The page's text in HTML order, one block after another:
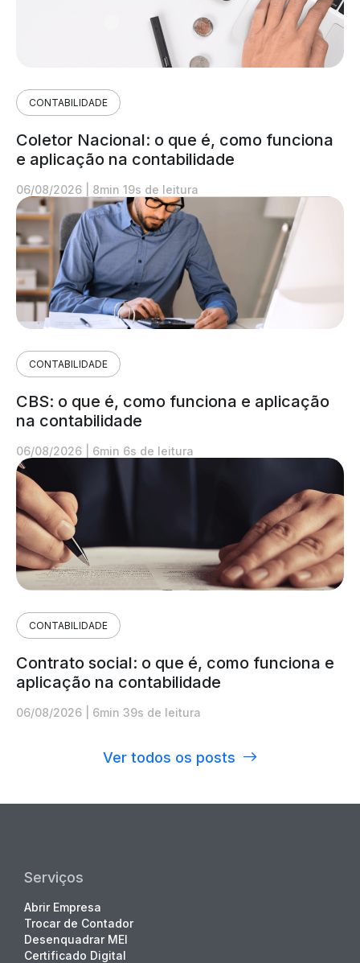
CONTABILIDADE
Coletor Nacional: o que é, como funciona
e aplicação na contabilidade
06/08/2026 8min 19s de leitura
CONTABILIDADE
CBS: o que é, como funciona e aplicação
na contabilidade
06/08/2026 6min 6s de leitura
CONTABILIDADE
Contrato social: o que é, como funciona e
aplicação na contabilidade
06/08/2026 6min 39s de leitura
Ver todos os posts
Serviços
Abrir Empresa
Trocar de Contador
Desenquadrar MEI
Certificado Digital